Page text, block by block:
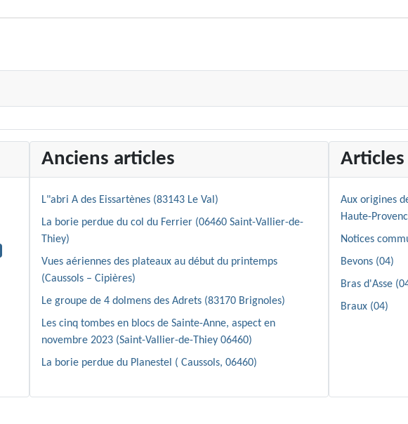
Anciens articles
L"abri A des Eissartènes (83143 Le Val)
La borie perdue du col du Ferrier (06460 Saint-Vallier-de-
Thiey)
Vues aériennes des plateaux au début du printemps
(Caussols – Cipières)
Le groupe de 4 dolmens des Adrets (83170 Brignoles)
Les cinq tombes en blocs de Sainte-Anne, aspect en
novembre 2023 (Saint-Vallier-de-Thiey 06460)
La borie perdue du Planestel ( Caussols, 06460)
Aux origines
Haute-
Notices
Bevons (04)
Bras d'Asse
Braux (04)